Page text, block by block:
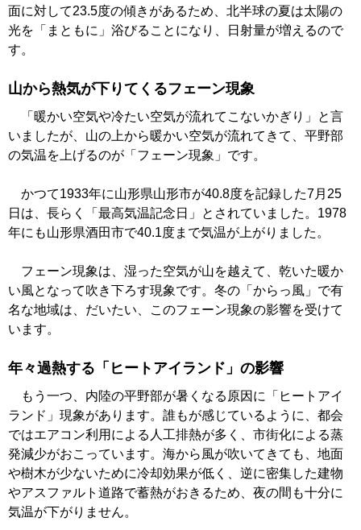
面に対して23.5度の傾きがあるため、北半球の夏は太陽の
光を「まともに」浴びることになり、日射量が増えるので
す。
山から熱気が下りてくるフェーン現象
「暖かい空気や冷たい空気が流れてこないかぎり」と言
いましたが、山の上から暖かい空気が流れてきて、平野部
の気温を上げるのが「フェーン現象」です。
かつて1933年に山形県山形市が40.8度を記録した7月25
日は、長らく「最高気温記念日」とされていました。1978
年にも山形県酒田市で40.1度まで気温が上がりました。
フェーン現象は、湿った空気が山を越えて、乾いた暖か
い風となって吹き下ろす現象です。冬の「からっ風」で有
名な地域は、だいたい、このフェーン現象の影響を受けて
います。
年々過熱する「ヒートアイランド」の影響
もう一つ、内陸の平野部が暑くなる原因に「ヒートアイ
ランド」現象があります。誰もが感じているように、都会
ではエアコン利用による人工排熱が多く、市街化による蒸
発減少がおこっています。海から風が吹いてきても、地面
や樹木が少ないために冷却効果が低く、逆に密集した建物
やアスファルト道路で蓄熱がおきるため、夜の間も十分に
気温が下がりません。